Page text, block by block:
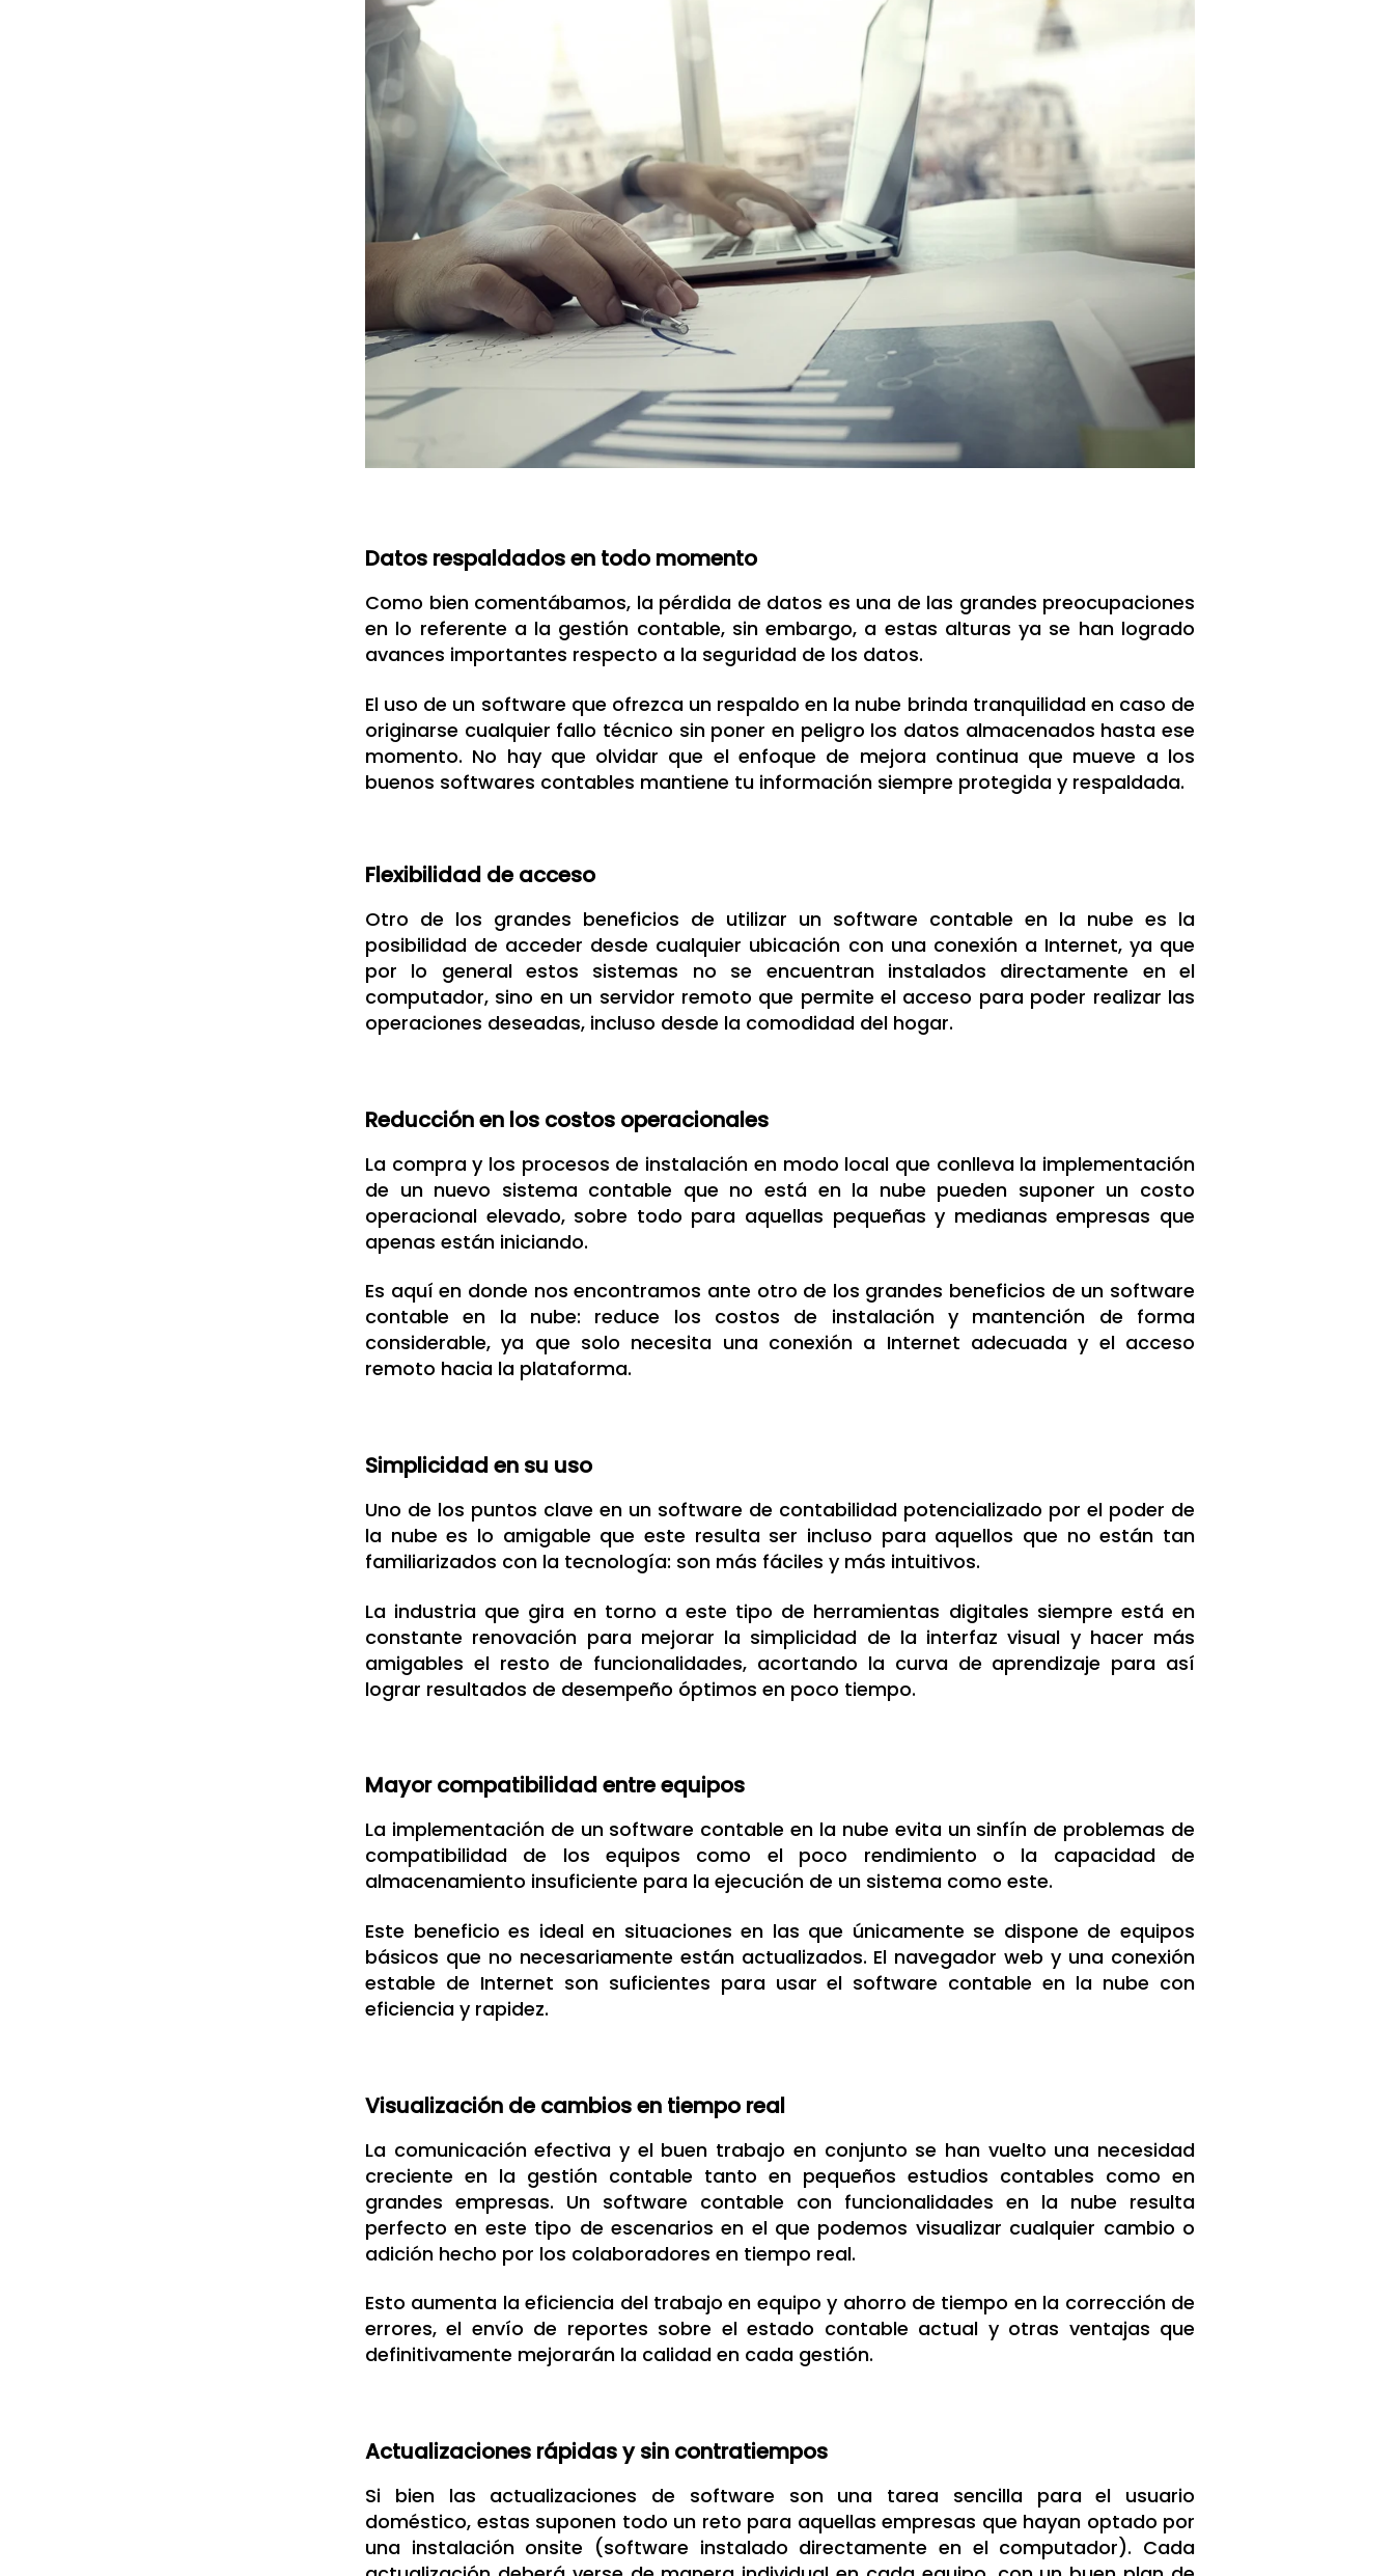
Datos respaldados en todo momento
Como bien comentábamos, la pérdida de datos es una de las grandes preocupaciones
en lo referente a la gestión contable, sin embargo, a estas alturas ya se han logrado
avances importantes respecto a la seguridad de los datos.
El uso de un software que ofrezca un respaldo en la nube brinda tranquilidad en caso de
originarse cualquier fallo técnico sin poner en peligro los datos almacenados hasta ese
momento. No hay que olvidar que el enfoque de mejora continua que mueve a los
buenos softwares contables mantiene tu información siempre protegida y respaldada.
Flexibilidad de acceso
Otro de los grandes beneficios de utilizar un software contable en la nube es la
posibilidad de acceder desde cualquier ubicación con una conexión a Internet, ya que
por lo general estos sistemas no se encuentran instalados directamente en el
computador, sino en un servidor remoto que permite el acceso para poder realizar las
operaciones deseadas, incluso desde la comodidad del hogar.
Reducción en los costos operacionales
La compra y los procesos de instalación en modo local que conlleva la implementación
de un nuevo sistema contable que no está en la nube pueden suponer un costo
operacional elevado, sobre todo para aquellas pequeñas y medianas empresas que
apenas están iniciando.
Es aquí en donde nos encontramos ante otro de los grandes beneficios de un software
contable en la nube: reduce los costos de instalación y mantención de forma
considerable, ya que solo necesita una conexión a Internet adecuada y el acceso
remoto hacia la plataforma.
Simplicidad en su uso
Uno de los puntos clave en un software de contabilidad potencializado por el poder de
la nube es lo amigable que este resulta ser incluso para aquellos que no están tan
familiarizados con la tecnología: son más fáciles y más intuitivos.
La industria que gira en torno a este tipo de herramientas digitales siempre está en
constante renovación para mejorar la simplicidad de la interfaz visual y hacer más
amigables el resto de funcionalidades, acortando la curva de aprendizaje para así
lograr resultados de desempeño óptimos en poco tiempo.
Mayor compatibilidad entre equipos
La implementación de un software contable en la nube evita un sinfín de problemas de
compatibilidad de los equipos como el poco rendimiento o la capacidad de
almacenamiento insuficiente para la ejecución de un sistema como este.
Este beneficio es ideal en situaciones en las que únicamente se dispone de equipos
básicos que no necesariamente están actualizados. El navegador web y una conexión
estable de Internet son suficientes para usar el software contable en la nube con
eficiencia y rapidez.
Visualización de cambios en tiempo real
La comunicación efectiva y el buen trabajo en conjunto se han vuelto una necesidad
creciente en la gestión contable tanto en pequeños estudios contables como en
grandes empresas. Un software contable con funcionalidades en la nube resulta
perfecto en este tipo de escenarios en el que podemos visualizar cualquier cambio o
adición hecho por los colaboradores en tiempo real.
Esto aumenta la eficiencia del trabajo en equipo y ahorro de tiempo en la corrección de
errores, el envío de reportes sobre el estado contable actual y otras ventajas que
definitivamente mejorarán la calidad en cada gestión.
Actualizaciones rápidas y sin contratiempos
Si bien las actualizaciones de software son una tarea sencilla para el usuario
doméstico, estas suponen todo un reto para aquellas empresas que hayan optado por
una instalación onsite (software instalado directamente en el computador). Cada